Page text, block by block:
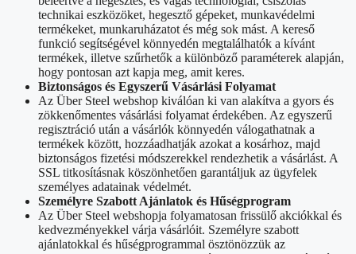
technikai eszközöket, hegesztő gépeket, munkavédelmi
termékeket, munkaruházatot és még sok mást. A kereső
funkció segítségével könnyedén megtalálhatók a kívánt
termékek, illetve szűrhetők a különböző paraméterek alapján,
hogy pontosan azt kapja meg, amit keres.
Biztonságos és Egyszerű Vásárlási Folyamat
Az Über Steel webshop kiválóan ki van alakítva a gyors és
zökkenőmentes vásárlási folyamat érdekében. Az egyszerű
regisztráció után a vásárlók könnyedén válogathatnak a
termékek között, hozzáadhatják azokat a kosárhoz, majd
biztonságos fizetési módszerekkel rendezhetik a vásárlást. A
SSL titkosításnak köszönhetően garantáljuk az ügyfelek
személyes adatainak védelmét.
Személyre Szabott Ajánlatok és Hűségprogram
Az Über Steel webshopja folyamatosan frissülő akciókkal és
kedvezményekkel várja vásárlóit. Személyre szabott
ajánlatokkal és hűségprogrammal ösztönözzük az